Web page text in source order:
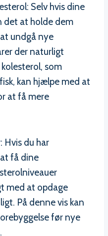
Selv hvis dine
det at holde dem
undgå nye
der naturligt
som
kan hjælpe med at
at få mere
Hvis du har
få dine
med at opdage
På denne vis kan
før nye